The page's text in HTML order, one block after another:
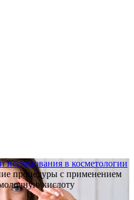
в косметологии
процедуры с применением
кислоту